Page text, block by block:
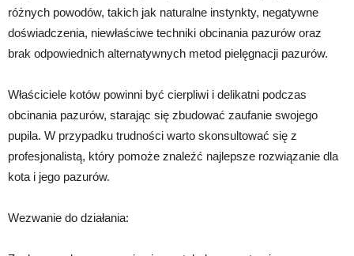
różnych powodów, takich jak naturalne instynkty, negatywne
doświadczenia, niewłaściwe techniki obcinania pazurów oraz
brak odpowiednich alternatywnych metod pielęgnacji pazurów.
Właściciele kotów powinni być cierpliwi i delikatni podczas
obcinania pazurów, starając się zbudować zaufanie swojego
pupila. W przypadku trudności warto skonsultować się z
profesjonalistą, który pomoże znaleźć najlepsze rozwiązanie dla
kota i jego pazurów.
Wezwanie do działania: